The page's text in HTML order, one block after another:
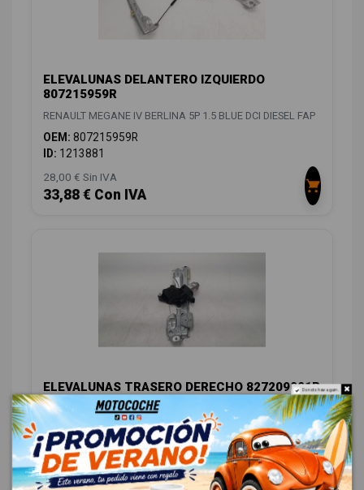
ELEVALUNAS DELANTERO IZQUIERDO
807215959R
RENAULT MEGANE IV BERLINA 5P 1.5 BLUE DCI DIESEL FAP
OEM: 807215959R
ID: 1213881
28,00 € Sin IVA
33,88 € Con IVA
ELEVALUNAS TRASERO DERECHO 827209091R
RENAULT MEGANE IV BERLINA 5P 1.5 BLUE DCI DIESEL FAP
OEM:827209091R
ID:1213882
28,00 € Sin IVA
Do not show again.